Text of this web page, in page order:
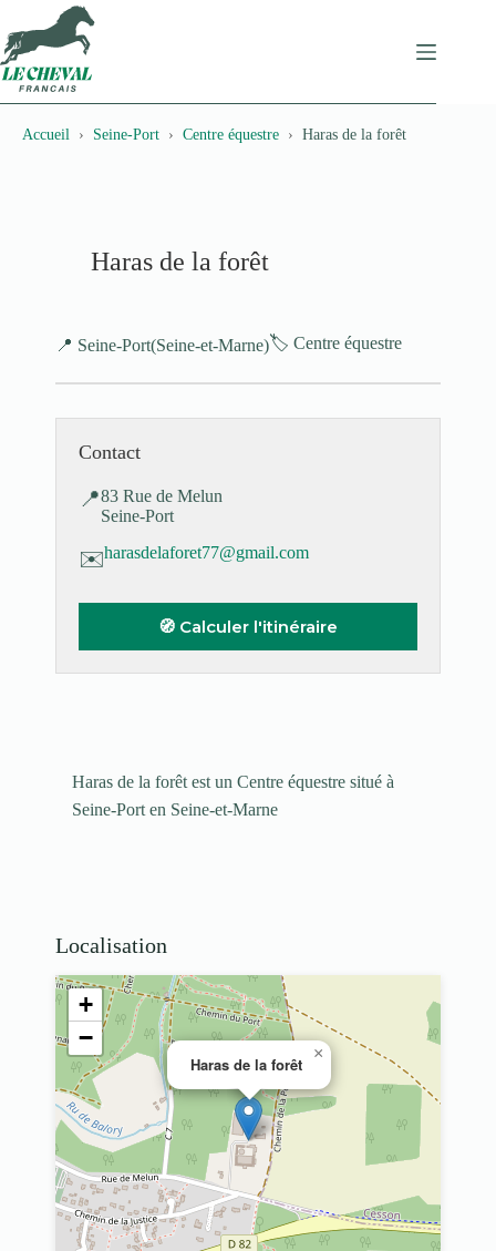
au
contenu
Accueil Seine-Port Centre équestre Haras de la forêt
Haras de la forêt
📍 Seine-Port(Seine-et-Marne)🏷️ Centre équestre
Haras de la forêt est un Centre équestre situé à
Seine-Port en Seine-et-Marne
Contact
📍83 Rue de Melun
Seine-Port
✉️harasdelaforet77@gmail.com
🧭 Calculer l'itinéraire
Localisation
Haras de la forêt
×
+
−